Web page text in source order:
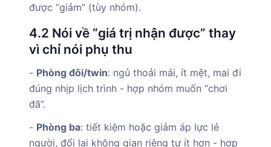
được “giảm” (tùy nhóm).
4.2 Nói về “giá trị nhận được” thay
vì chỉ nói phụ thu
- Phòng đôi/twin: ngủ thoải mái, ít mệt, mai đi
đúng nhịp lịch trình - hợp nhóm muốn “chơi
đã”.
- Phòng ba: tiết kiệm hoặc giảm áp lực lẻ
người, đổi lại không gian riêng tư ít hơn - hợp